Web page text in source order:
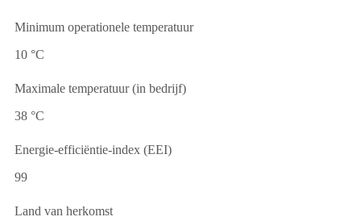
Minimum operationele temperatuur
10 °C
Maximale temperatuur (in bedrijf)
38 °C
Energie-efficiëntie-index (EEI)
99
Land van herkomst